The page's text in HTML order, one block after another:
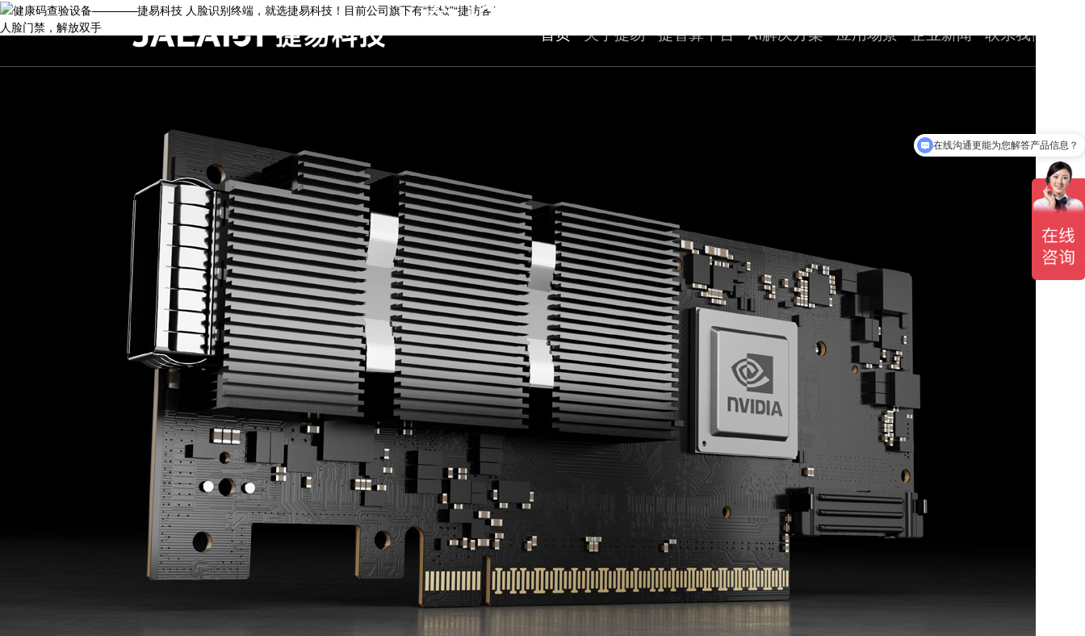
首页 关于捷易 捷智算平台 AI解决方案 应用场景 企业新闻 联系我们
人脸门禁，解放双手
你们是怎么收费的呢